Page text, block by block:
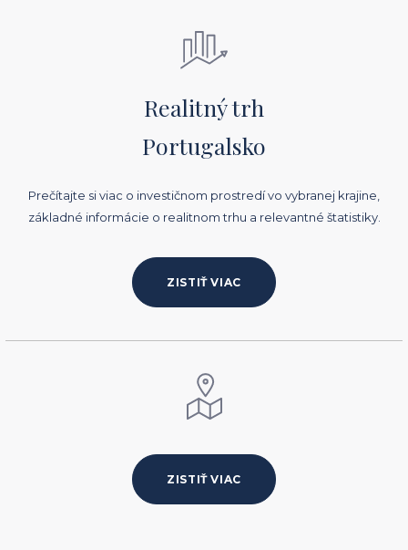
Realitný trh
Portugalsko
Prečítajte si viac o investičnom prostredí vo vybranej krajine,
základné informácie o realitnom trhu a relevantné štatistiky.
ZISTIŤ VIAC
ZISTIŤ VIAC